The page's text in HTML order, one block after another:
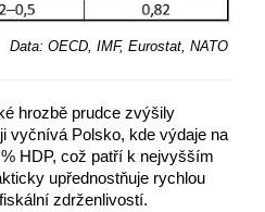
Data: OECD, IMF, Eurostat, NATO
hrozbě prudce zvýšily
vyčnívá Polsko, kde výdaje na
HDP, což patří k nejvyšším
upřednostňuje rychlou
zdrženlivostí.